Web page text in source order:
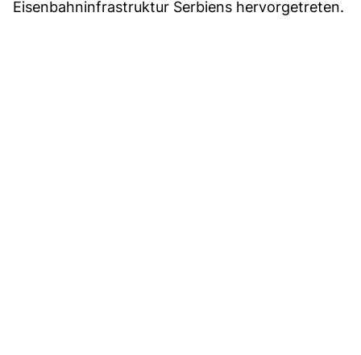
Eisenbahninfrastruktur Serbiens hervorgetreten.